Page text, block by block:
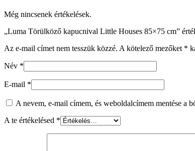
Még nincsenek értékelések.
„Luma Törülköző kapucnival Little Houses 85×75 cm”
Az e-mail címet nem tesszük közzé. A kötelező mezőket *
Név *
E-mail *
A nevem, e-mail címem, és weboldalcímem mentése a
A te értékelésed *